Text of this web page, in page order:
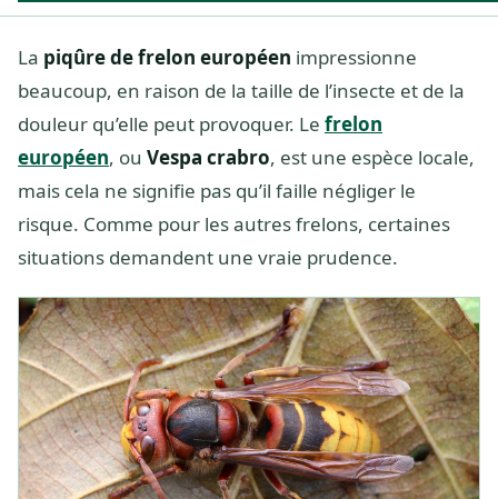
La piqûre de frelon européen impressionne
beaucoup, en raison de la taille de l’insecte et de la
douleur qu’elle peut provoquer. Le frelon
européen, ou Vespa crabro, est une espèce locale,
mais cela ne signifie pas qu’il faille négliger le
risque. Comme pour les autres frelons, certaines
situations demandent une vraie prudence.